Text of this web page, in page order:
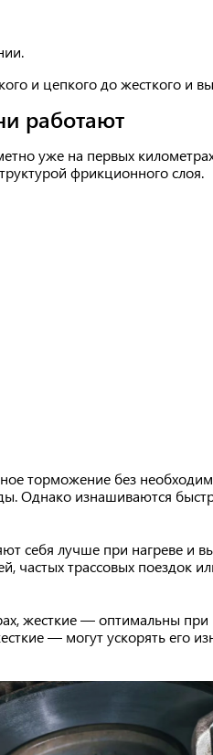
и цепкого до жесткого и
работают
уже на первых
фрикционного слоя.
торможение без
Однако изнашиваются
себя лучше при нагреве и
частых трассовых поездок
жесткие — оптимальны при
— могут ускорять его